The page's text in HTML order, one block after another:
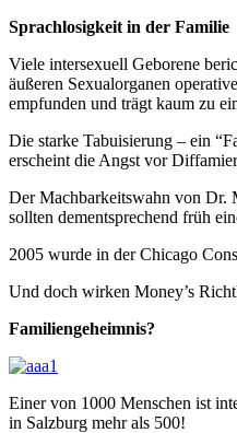
Sprachlosigkeit in der Familie
Viele intersexuell Geborene
äußeren Sexualorganen
empfunden und trägt kaum zu
Die starke Tabuisierung – ein
erscheint die Angst vor
Der Machbarkeitswahn von Dr.
sollten dementsprechend früh
2005 wurde in der Chicago
Und doch wirken Money’s
Familiengeheimnis?
Einer von 1000 Menschen ist
in Salzburg mehr als 500!